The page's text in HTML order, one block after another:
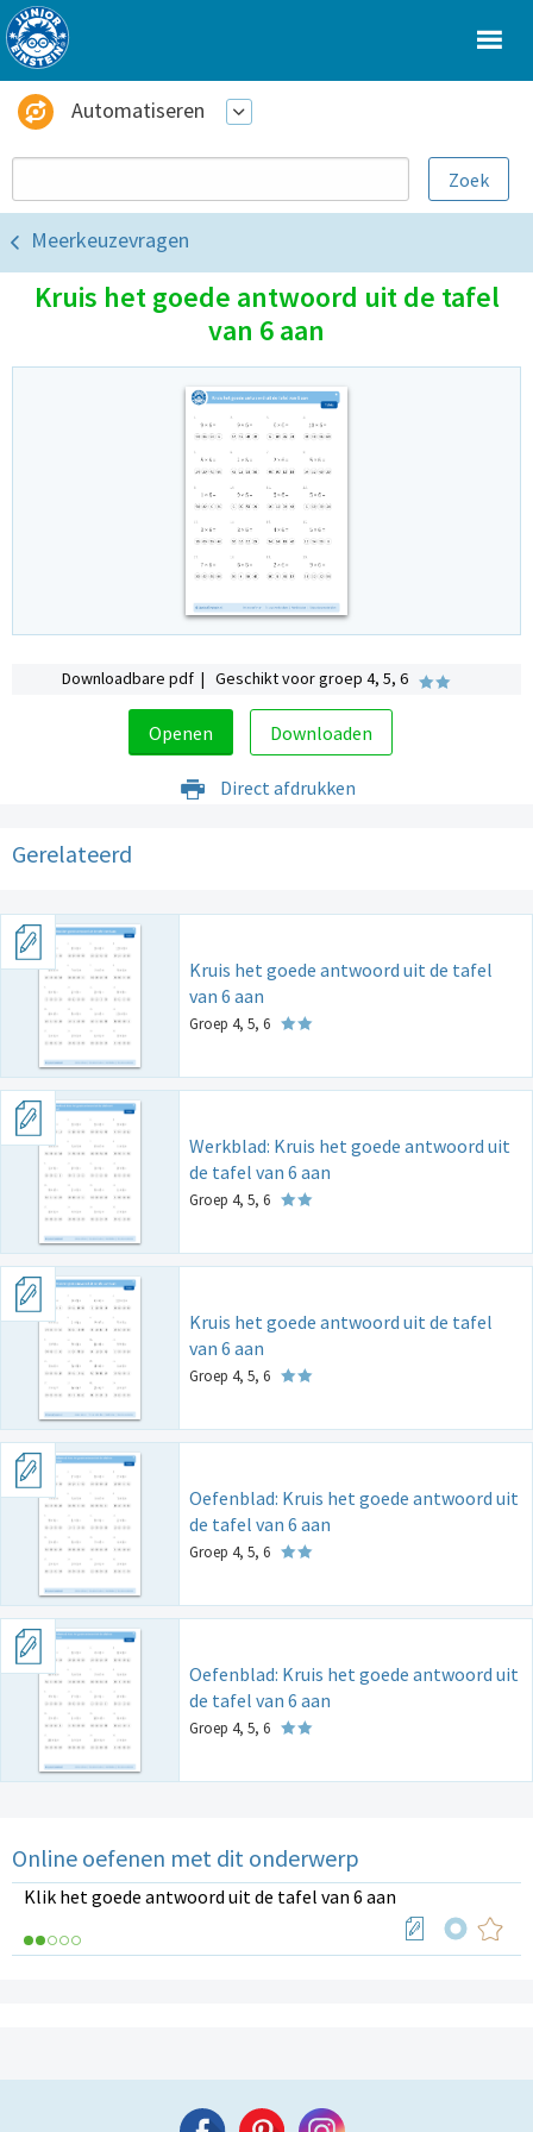
Automatiseren
Meerkeuzevragen
Kruis het goede antwoord uit de tafel
van 6 aan
Downloadbare pdf | Geschikt voor groep 4, 5, 6
Openen Downloaden
Direct afdrukken
Gerelateerd
Kruis het goede antwoord uit de tafel
van 6 aan
Groep 4, 5, 6
Werkblad: Kruis het goede antwoord uit
de tafel van 6 aan
Groep 4, 5, 6
Kruis het goede antwoord uit de tafel
van 6 aan
Groep 4, 5, 6
Oefenblad: Kruis het goede antwoord uit
de tafel van 6 aan
Groep 4, 5, 6
Oefenblad: Kruis het goede antwoord uit
de tafel van 6 aan
Groep 4, 5, 6
Online oefenen met dit onderwerp
Klik het goede antwoord uit de tafel van 6 aan